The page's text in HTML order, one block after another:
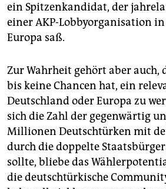
ein Spitzenkandidat, der
einer AKP-Lobbyorganisation
Europa saß.
Zur Wahrheit gehört aber auch,
bis keine Chancen hat, ein
Deutschland oder Europa zu
sich die Zahl der gegenwärtig
Millionen Deutschtürken mit
durch die doppelte
sollte, bliebe das
die deutschtürkische